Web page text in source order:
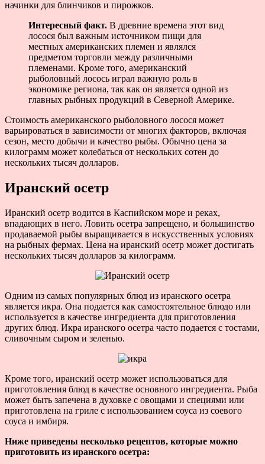
начинки для блинчиков и пирожков.
Интересный факт. В древние времена этот вид
лосося был важным источником пищи для
местных американских племен и являлся
предметом торговли между различными
племенами. Кроме того, американский
рыболовный лосось играл важную роль в
экономике региона, так как он является одной из
главных рыбных продукций в Северной Америке.
Стоимость американского рыболовного лосося может
варьироваться в зависимости от многих факторов, включая
сезон, место добычи и качество рыбы. Обычно цена за
килограмм может колебаться от нескольких сотен до
нескольких тысяч долларов.
Иранский осетр
Иранский осетр водится в Каспийском море и реках,
впадающих в него. Ловить осетра запрещено, и большинство
продаваемой рыбы выращивается в искусственных условиях
на рыбных фермах. Цена на иранский осетр может достигать
нескольких тысяч долларов за килограмм.
Одним из самых популярных блюд из иранского осетра
является икра. Она подается как самостоятельное блюдо или
используется в качестве ингредиента для приготовления
других блюд. Икра иранского осетра часто подается с тостами,
сливочным сыром и зеленью.
Кроме того, иранский осетр может использоваться для
приготовления блюд в качестве основного ингредиента. Рыба
может быть запечена в духовке с овощами и специями или
приготовлена на гриле с использованием соуса из соевого
соуса и имбиря.
Ниже приведены несколько рецептов, которые можно
приготовить из иранского осетра: